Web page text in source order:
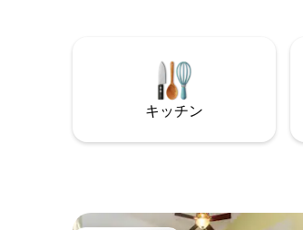
乾燥機 ✔フルキッチン：キューリグ、
ーブン＆レンジ、電子レンジ、食器洗
機、トースターなど 短期宿泊事業許可番
号：A-STRP-23-0389
キッチン